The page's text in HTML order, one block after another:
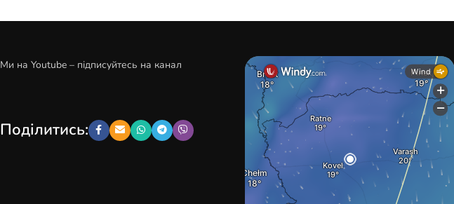
Ми на Youtube – підписуйтесь на канал
Поділитись: